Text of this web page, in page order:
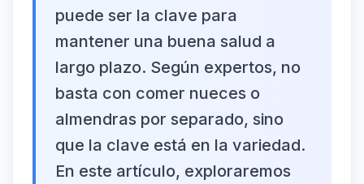
puede ser la clave para
mantener una buena salud a
largo plazo. Según expertos, no
basta con comer nueces o
almendras por separado, sino
que la clave está en la variedad.
En este artículo, exploraremos